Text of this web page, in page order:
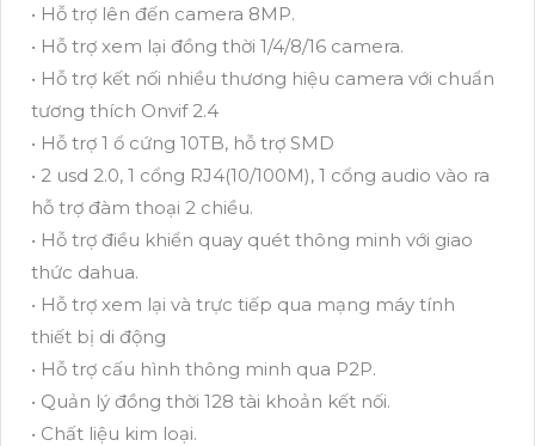
• Hỗ trợ lên đến camera 8MP.
• Hỗ trợ xem lại đồng thời 1/4/8/16 camera.
• Hỗ trợ kết nối nhiều thương hiệu camera với chuẩn
tương thích Onvif 2.4
• Hỗ trợ 1 ổ cứng 10TB, hỗ trợ SMD
• 2 usd 2.0, 1 cổng RJ4(10/100M), 1 cổng audio vào ra
hỗ trợ đàm thoại 2 chiều.
• Hỗ trợ điều khiển quay quét thông minh với giao
thức dahua.
• Hỗ trợ xem lại và trực tiếp qua mạng máy tính
thiết bị di động
• Hỗ trợ cấu hình thông minh qua P2P.
• Quản lý đồng thời 128 tài khoản kết nối.
• Chất liệu kim loại.